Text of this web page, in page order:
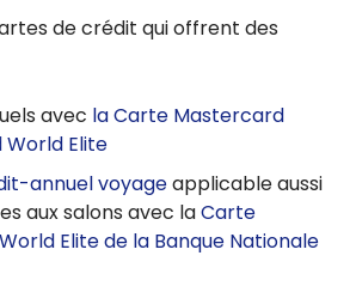
de crédit qui offrent des
avec la Carte Mastercard
World Elite
annuel voyageapplicable aussi
aux salons avec laCarte
Elite de la Banque Nationale